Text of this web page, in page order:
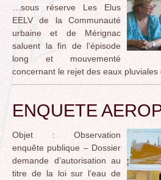
…sous réserve Les Elus
EELV de la Communauté
urbaine et de Mérignac
saluent la fin de l’épisode
long et mouvementé
concernant le rejet des eaux pluviales
ENQUETE
Objet : Observation
enquête publique – Dossier
demande d’autorisation au
titre de la loi sur l’eau de